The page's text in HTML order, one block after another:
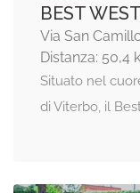
BEST
Via San
Distanza: 50,4
Situato nel
di Viterbo, il